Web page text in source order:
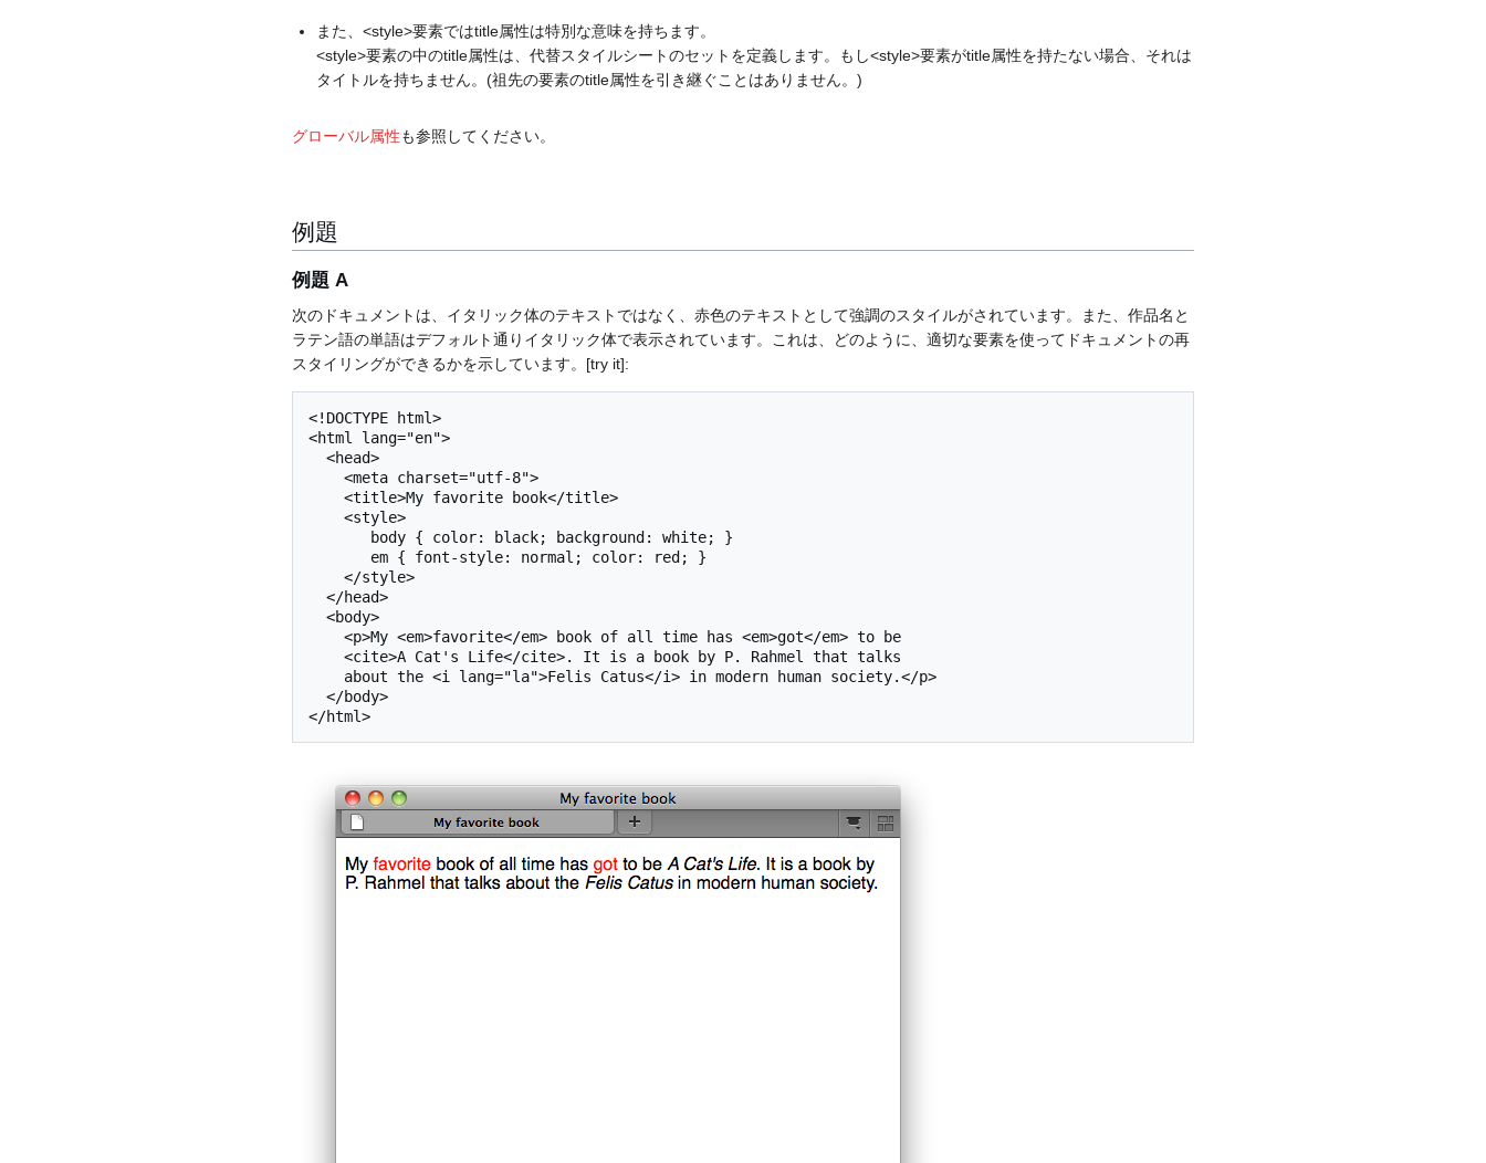
また、<style>要素ではtitle属性は特別な意味を持ちます。
<style>要素の中のtitle属性は、代替スタイルシートのセットを定義します。もし<style>要素がtitle属性を持たない場合、それは
タイトルを持ちません。(祖先の要素のtitle属性を引き継ぐことはありません。)
グローバル属性も参照してください。
例題
例題 A
次のドキュメントは、イタリック体のテキストではなく、赤色のテキストとして強調のスタイルがされています。また、作品名と
ラテン語の単語はデフォルト通りイタリック体で表示されています。これは、どのように、適切な要素を使ってドキュメントの再
スタイリングができるかを示しています。[try it]:
<!DOCTYPE html>
<html lang="en">